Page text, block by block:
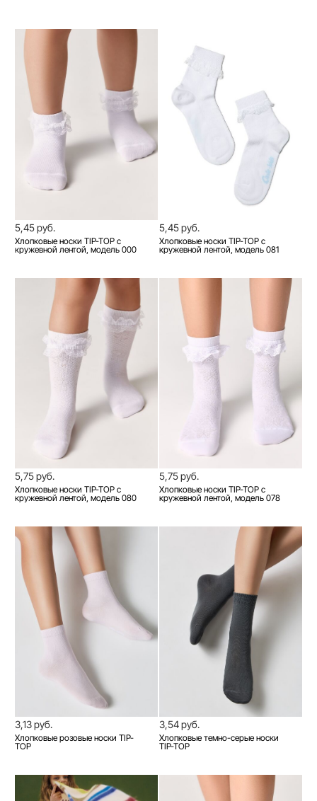
5,45 руб.
Хлопковые носки TIP-TOP с
кружевной лентой, модель 000
5,45 руб.
Хлопковые носки TIP-TOP с
кружевной лентой, модель 081
5,75 руб.
Хлопковые носки TIP-TOP с
кружевной лентой, модель 080
5,75 руб.
Хлопковые носки TIP-TOP с
кружевной лентой, модель 078
3,13 руб.
Хлопковые розовые носки TIP-
TOP
3,54 руб.
Хлопковые темно-серые носки
TIP-TOP